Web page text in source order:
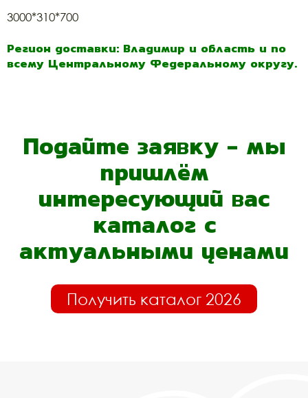
3000*310*700
Регион доставки: Владимир и область и по
всему Центральному Федеральному округу.
Подайте заявку - мы
пришлём
интересующий вас
каталог с
актуальными ценами
Получить каталог 2026